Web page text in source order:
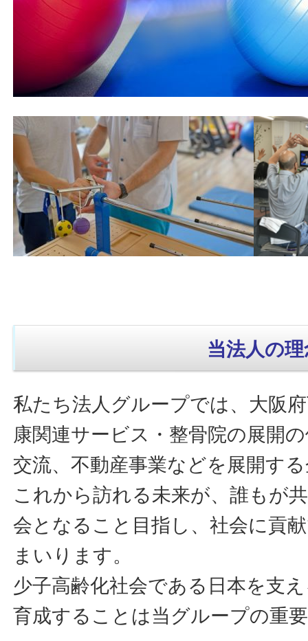
当法人の
私たち法人グループでは、大阪
康関連サービス・整骨院の展開
交流、不動産事業などを展開す
これから訪れる未来が、誰もが
会となること目指し、社会に貢
まいります。
少子高齢化社会である日本を支
育成することは当グループの重